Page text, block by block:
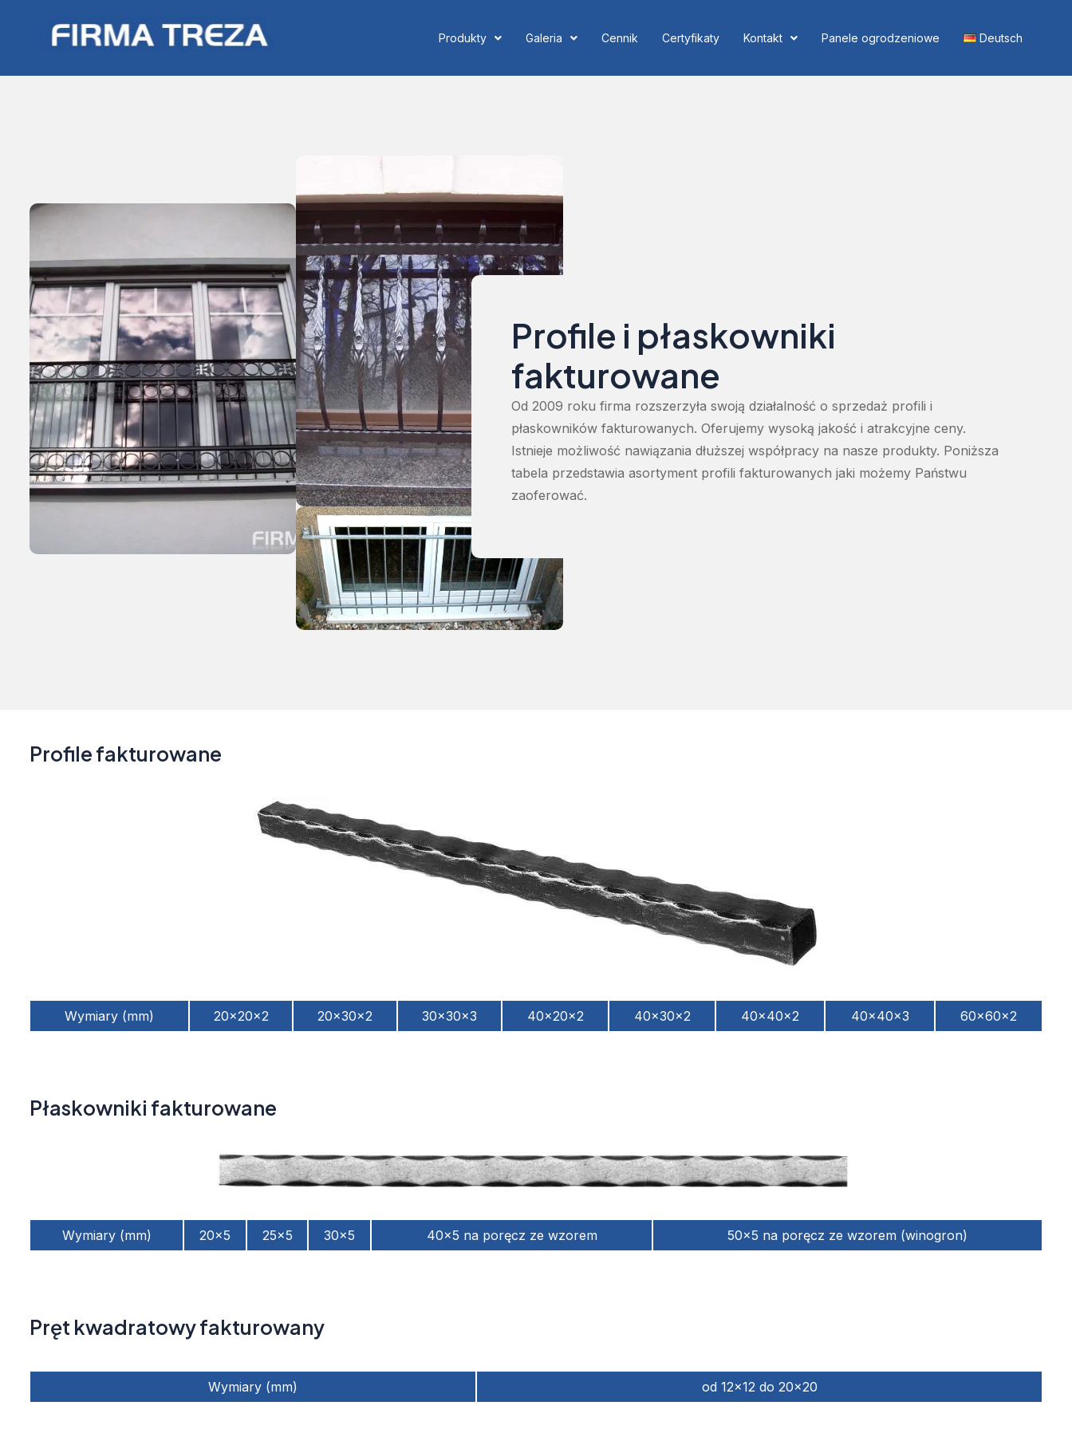
Produkty Galeria Cennik Certyfikaty Kontakt Panele ogrodzeniowe Deutsch
Profile i płaskowniki
fakturowane
Od 2009 roku firma rozszerzyła swoją działalność o sprzedaż profili i
płaskowników fakturowanych. Oferujemy wysoką jakość i atrakcyjne ceny.
Istnieje możliwość nawiązania dłuższej współpracy na nasze produkty. Poniższa
tabela przedstawia asortyment profili fakturowanych jaki możemy Państwu
zaoferować.
Profile fakturowane
Wymiary (mm) 20x20x2 20x30x2 30x30x3 40x20x2 40x30x2 40x40x2 40x40x3 60x60x2
Płaskowniki fakturowane
Wymiary (mm) 20x5 25x5 30x5 40x5 na poręcz ze wzorem 50x5 na poręcz ze wzorem (winogron)
Pręt kwadratowy fakturowany
Wymiary (mm) od 12×12 do 20×20